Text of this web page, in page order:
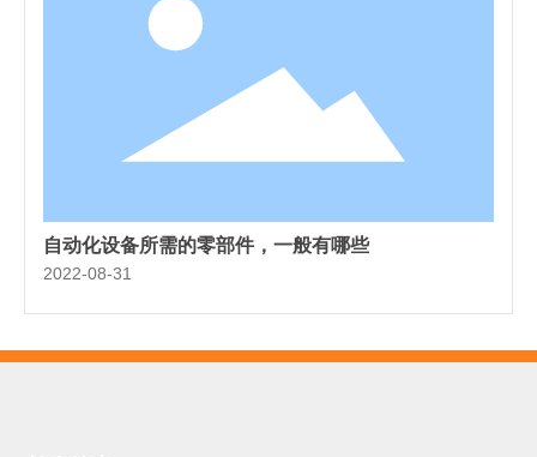
自动化设备所需的零部件，一般有哪些
2022-08-31